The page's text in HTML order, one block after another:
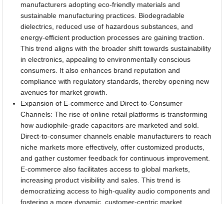
manufacturers adopting eco-friendly materials and
sustainable manufacturing practices. Biodegradable
dielectrics, reduced use of hazardous substances, and
energy-efficient production processes are gaining traction.
This trend aligns with the broader shift towards sustainability
in electronics, appealing to environmentally conscious
consumers. It also enhances brand reputation and
compliance with regulatory standards, thereby opening new
avenues for market growth.
Expansion of E-commerce and Direct-to-Consumer
Channels: The rise of online retail platforms is transforming
how audiophile-grade capacitors are marketed and sold.
Direct-to-consumer channels enable manufacturers to reach
niche markets more effectively, offer customized products,
and gather customer feedback for continuous improvement.
E-commerce also facilitates access to global markets,
increasing product visibility and sales. This trend is
democratizing access to high-quality audio components and
fostering a more dynamic, customer-centric market